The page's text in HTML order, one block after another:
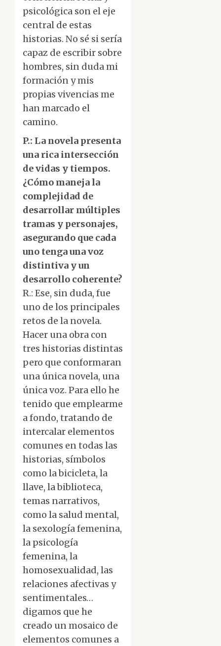
psicológica son el eje
central de estas
historias. No sé si sería
capaz de escribir sobre
hombres, sin duda mi
formación y mis
propias vivencias me
han marcado el
camino.
P.: La novela presenta
una rica intersección
de vidas y tiempos.
¿Cómo maneja la
complejidad de
desarrollar múltiples
tramas y personajes,
asegurando que cada
uno tenga una voz
distintiva y un
desarrollo coherente?
R.: Ese, sin duda, fue
uno de los principales
retos de la novela.
Hacer una obra con
tres historias distintas
pero que conformaran
una única novela, una
única voz. Para ello he
tenido que emplearme
a fondo, tratando de
intercalar elementos
comunes en todas las
historias, símbolos
como la bicicleta, la
llave, la biblioteca,
temas narrativos,
como la salud mental,
la sexología femenina,
la psicología
femenina, la
homosexualidad, las
relaciones afectivas y
sentimentales…
digamos que he
creado un mosaico de
elementos comunes a